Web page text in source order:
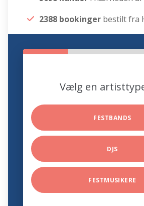
2388 bookinger bestilt fra
Vælg en
FESTBANDS
DJS
FESTMUSIKERE